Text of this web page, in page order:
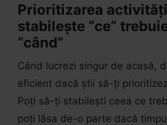
Prioritizarea
stabilește “ce”
“când”
Când lucrezi singur de acasă,
eficient dacă știi să-ți
Poți să-ți stabilești ceea ce
poți lăsa de-o parte dacă